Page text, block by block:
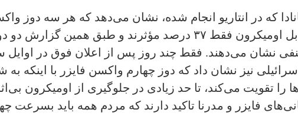
که در انتاریو انجام شده، نشان می‌دهد که هر سه دوز
"ام‌آر‌ان‌ای" کرونا در مقابل اومیکرون فقط ۳۷ درصد مؤثرند و طبق همین
نشان می‌دهند. فقط چند روز پس از اعلان فوق در اوایل
نیز نشان داد که دوز چهارم واکسن فایزر با اینکه به
را تقویت می‌کند، تا حد زیادی در جلوگیری از اومیکرون
فایزر و مدرنا تاکید دارند که مردم همه باید بسرعت